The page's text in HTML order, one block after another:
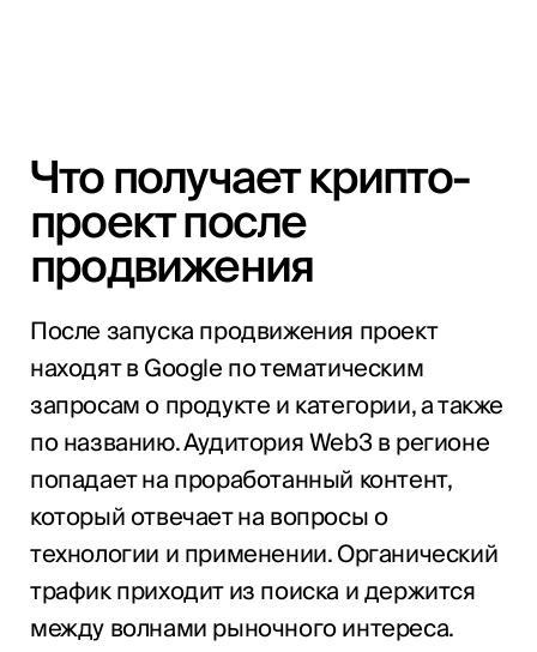
Что получает крипто-
проект после
продвижения
После запуска продвижения проект
находят в Google по тематическим
запросам о продукте и категории, а также
по названию. Аудитория Web3 в регионе
попадает на проработанный контент,
который отвечает на вопросы о
технологии и применении. Органический
трафик приходит из поиска и держится
между волнами рыночного интереса.